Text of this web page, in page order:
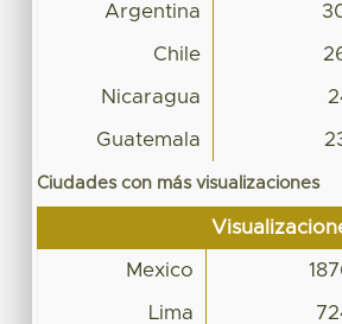
Argentina
Chile
Nicaragua
Guatemala
Ciudades con más visualizaciones
Mexico
Lima